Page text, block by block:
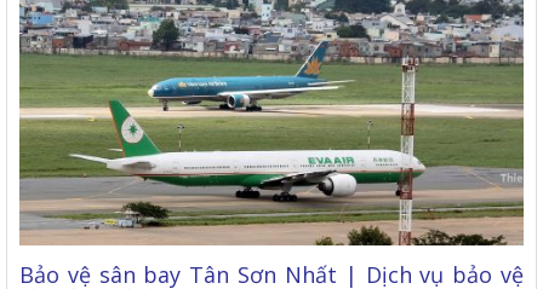
Bảo vệ sân bay Tân Sơn Nhất | Dịch vụ bảo vệ